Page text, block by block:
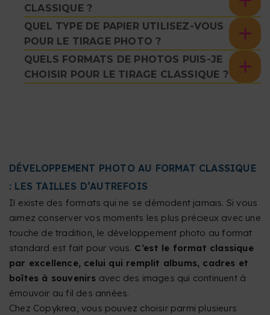
CLASSIQUE ?
QUEL TYPE DE PAPIER UTILISEZ-VOUS
POUR LE TIRAGE PHOTO ?
QUELS FORMATS DE PHOTOS PUIS-JE
CHOISIR POUR LE TIRAGE CLASSIQUE ?
DÉVELOPPEMENT PHOTO AU FORMAT CLASSIQUE
: LES TAILLES D’AUTREFOIS
Il existe des formats qui ne se démodent jamais. Si vous
aimez conserver vos moments les plus précieux avec une
touche de tradition, le développement photo au format
standard est fait pour vous. C’est le format classique
par excellence, celui qui remplit albums, cadres et
boîtes à souvenirs avec des images qui continuent à
émouvoir au fil des années.
Chez Copykrea, vous pouvez choisir parmi plusieurs